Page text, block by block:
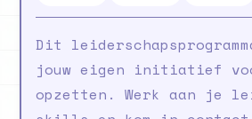
Dit
jouw eigen initiatief
opzetten. Werk aan je